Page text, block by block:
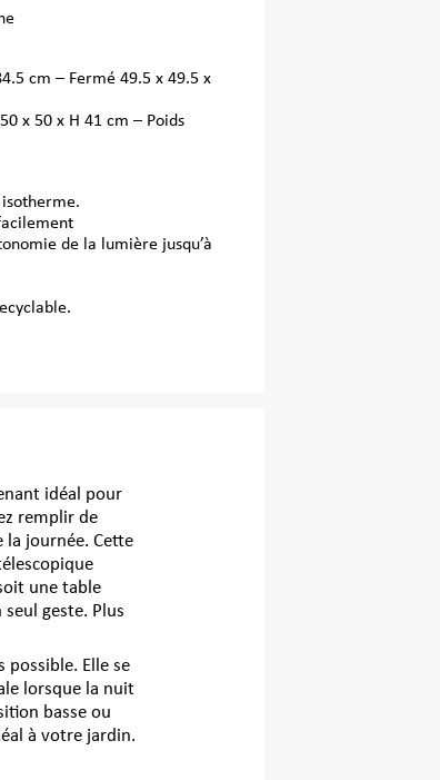
cm – Fermé 49.5 x 49.5 x
x 50 x H 41 cm – Poids
isotherme.
de la lumière jusqu’à
idéal pour
remplir de
journée. Cette
une table
geste. Plus
possible. Elle se
lorsque la nuit
basse ou
à votre jardin.